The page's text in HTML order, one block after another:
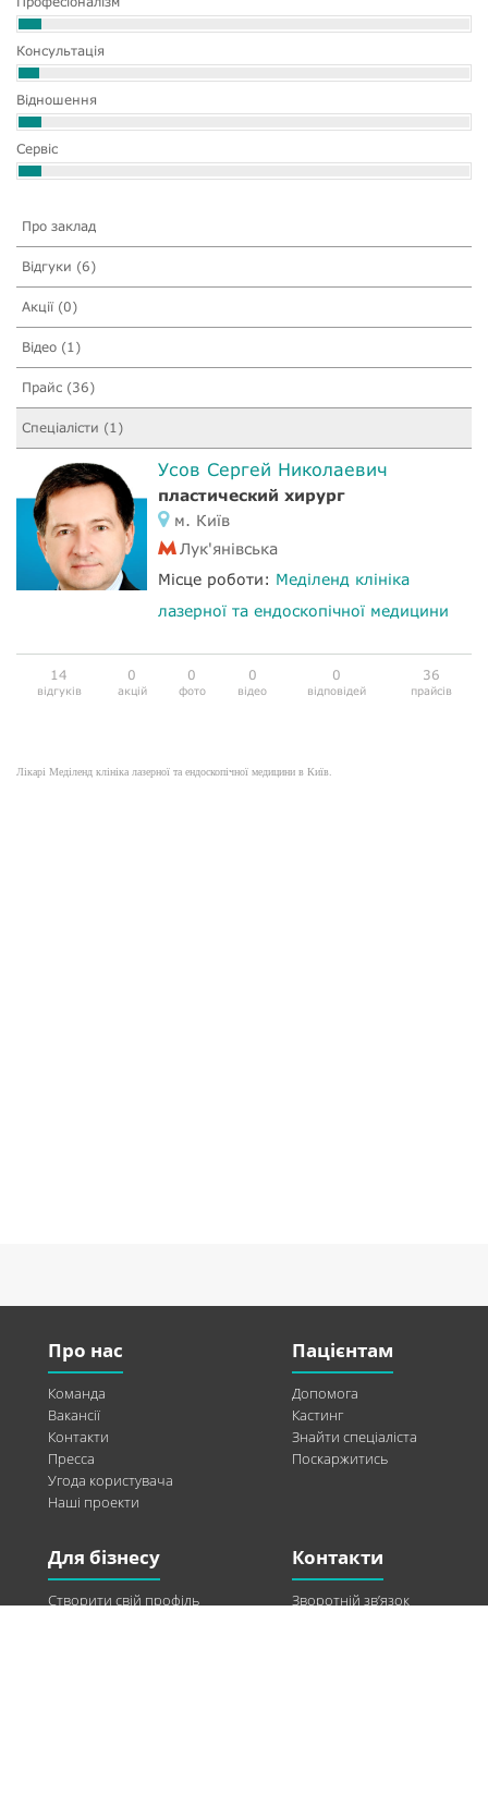
Консультація
Відношення
Сервіс
Про заклад
Відгуки (6)
Акції (0)
Відео (1)
Прайс (36)
Спеціалісти (1)
Усов Сергей Николаевич
пластический хирург
м. Київ
Лук'янівська
Місце роботи: Меділенд клініка
лазерної та ендоскопічної медицини
14
відгуків
0
акцій
0
фото
0
відео
0
відповідей
36
прайсів
Лікарі Меділенд клініка лазерної та ендоскопічної медицини в Київ.
Про нас
Команда
Вакансії
Контакти
Пресса
Угода користувача
Наші проекти
Пацієнтам
Допомога
Кастинг
Знайти спеціаліста
Поскаржитись
Для бізнесу
Створити свій профіль
Контакти
Зворотній зв’язок